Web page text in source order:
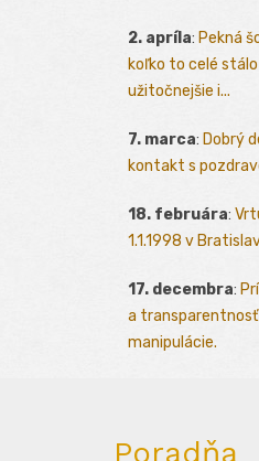
2. apríla: Pekná
koľko to celé
užitočnejšie i...
7. marca: Dobrý
kontakt s
18. februára:
1.1.1998 v
17. decembra:
a
manipulácie.
Poradňa